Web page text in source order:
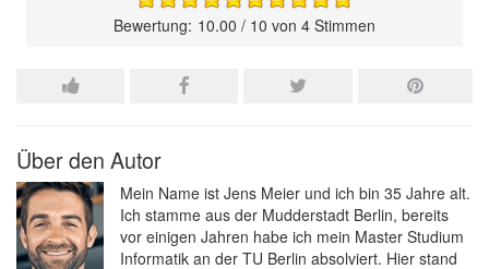
10.00 / 10 von 4 Stimmen
Über den Autor
Mein Name ist Jens Meier und ich bin 35 Jahre alt.
Ich stamme aus der Mudderstadt Berlin, bereits
vor einigen Jahren habe ich mein Master Studium
Informatik an der TU Berlin absolviert. Hier stand